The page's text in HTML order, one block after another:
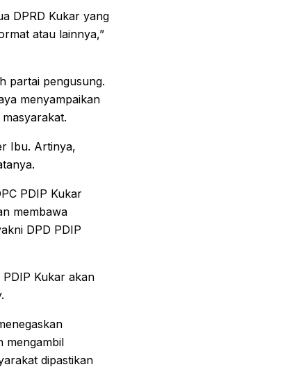
DPRD Kukar yang
atau lainnya,”
partai pengusung.
menyampaikan
Ibu. Artinya,
PDIP Kukar
membawa
DPD PDIP
Kukar akan
mengambil
dipastikan